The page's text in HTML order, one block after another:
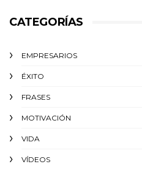
CATEGORÍAS
EMPRESARIOS
ÉXITO‬
FRASES
MOTIVACIÓN
VIDA
VÍDEOS